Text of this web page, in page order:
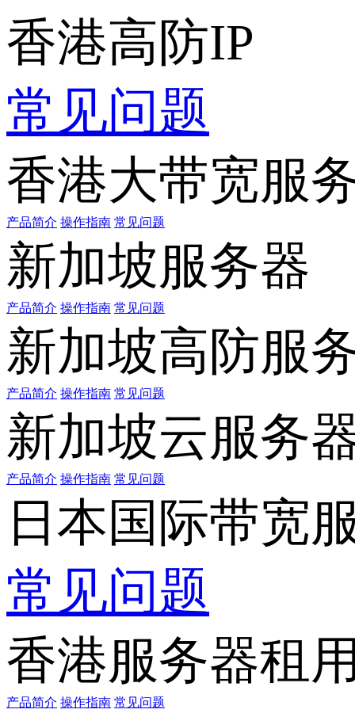
香港高防IP
常见问题
香港大带宽服
产品简介 操作指南 常见问题
新加坡服务器
产品简介 操作指南 常见问题
新加坡高防服
产品简介 操作指南 常见问题
新加坡云服务
产品简介 操作指南 常见问题
日本国际带宽
常见问题
香港服务器租
产品简介 操作指南 常见问题